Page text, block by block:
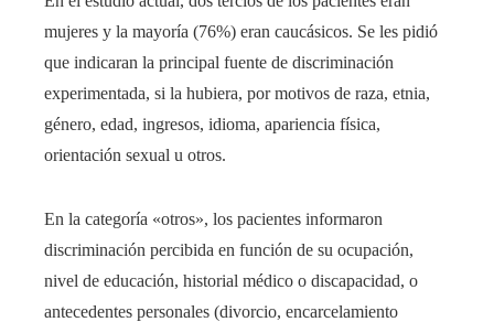
mujeres y la mayoría (76%) eran caucásicos. Se les pidió
que indicaran la principal fuente de discriminación
experimentada, si la hubiera, por motivos de raza, etnia,
género, edad, ingresos, idioma, apariencia física,
orientación sexual u otros.
En la categoría «otros», los pacientes informaron
discriminación percibida en función de su ocupación,
nivel de educación, historial médico o discapacidad, o
antecedentes personales (divorcio, encarcelamiento